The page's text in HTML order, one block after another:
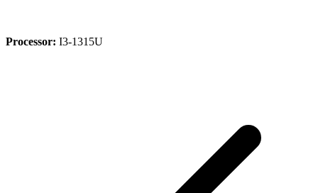
Processor: I3-1315U